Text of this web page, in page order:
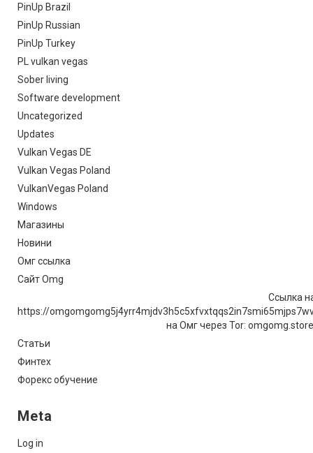
PinUp Brazil
PinUp Russian
PinUp Turkey
PL vulkan vegas
Sober living
Software development
Uncategorized
Updates
Vulkan Vegas DE
Vulkan Vegas Poland
VulkanVegas Poland
Windows
Магазины
Новини
Омг ссылка
Сайт Omg
Ссылка
https://
на Омг через Tor:
Статьи
Финтех
Форекс обучение
Meta
Log in